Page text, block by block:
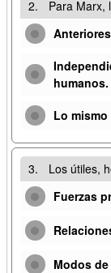
2.
Para Marx,
humanos.
Lo
3.
Los útiles,
Fuerzas
Modos